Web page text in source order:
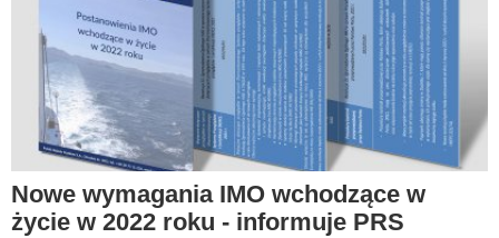
Nowe wymagania IMO wchodzące w
życie w 2022 roku - informuje PRS